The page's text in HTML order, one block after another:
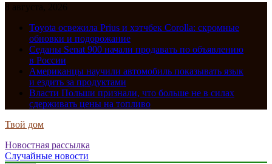
8 августа, 2026
Toyota освежила Prius и хэтчбек Corolla: скромные
обновки и подорожание
Седаны Senat 900 начали продавать по объявлению
в России
Американцы научили автомобиль показывать язык
и ездить за продуктами
Власти Польши признали, что больше не в силах
сдерживать цены на топливо
Твой дом
Новостная рассылка
Случайные новости